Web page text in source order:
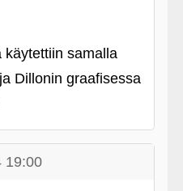
käytettiin samalla
Dillonin graafisessa
19:00